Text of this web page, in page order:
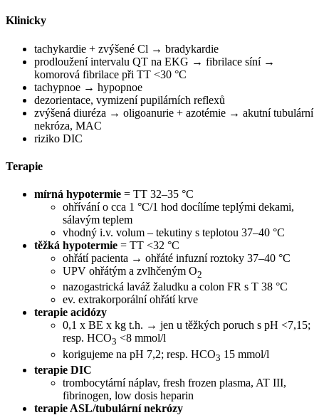
Klinicky
tachykardie + zvýšené Cl → bradykardie
prodloužení intervalu QT na EKG → fibrilace síní →
komorová fibrilace při TT <30 °C
tachypnoe → hypopnoe
dezorientace, vymizení pupilárních reflexů
zvýšená diuréza → oligoanurie + azotémie → akutní tubulární
nekróza, MAC
riziko DIC
Terapie
mírná hypotermie = TT 32–35 °C
ohřívání o cca 1 °C/1 hod docílíme teplými dekami,
sálavým teplem
vhodný i.v. volum – tekutiny s teplotou 37–40 °C
těžká hypotermie = TT <32 °C
ohřátí pacienta → ohřáté infuzní roztoky 37–40 °C
UPV ohřátým a zvlhčeným O2
nazogastrická laváž žaludku a colon FR s T 38 °C
ev. extrakorporální ohřátí krve
terapie acidózy
0,1 x BE x kg t.h. → jen u těžkých poruch s pH <7,15;
resp. HCO3 <8 mmol/l
korigujeme na pH 7,2; resp. HCO3 15 mmol/l
terapie DIC
trombocytární náplav, fresh frozen plasma, AT III,
fibrinogen, low dosis heparin
terapie ASL/tubulární nekrózy